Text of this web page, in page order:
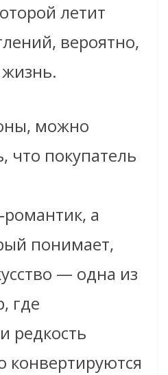
летит
вероятно,
можно
что покупатель
а
понимает,
— одна из
где
редкость
конвертируются